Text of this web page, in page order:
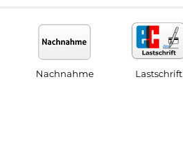
Nachnahme Lastschrift